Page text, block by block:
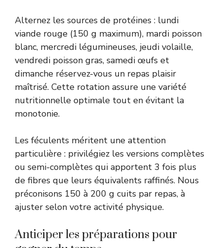
Alternez les sources de protéines : lundi
viande rouge (150 g maximum), mardi poisson
blanc, mercredi légumineuses, jeudi volaille,
vendredi poisson gras, samedi œufs et
dimanche réservez-vous un repas plaisir
maîtrisé. Cette rotation assure une variété
nutritionnelle optimale tout en évitant la
monotonie.
Les féculents méritent une attention
particulière : privilégiez les versions complètes
ou semi-complètes qui apportent 3 fois plus
de fibres que leurs équivalents raffinés. Nous
préconisons 150 à 200 g cuits par repas, à
ajuster selon votre activité physique.
Anticiper les préparations pour